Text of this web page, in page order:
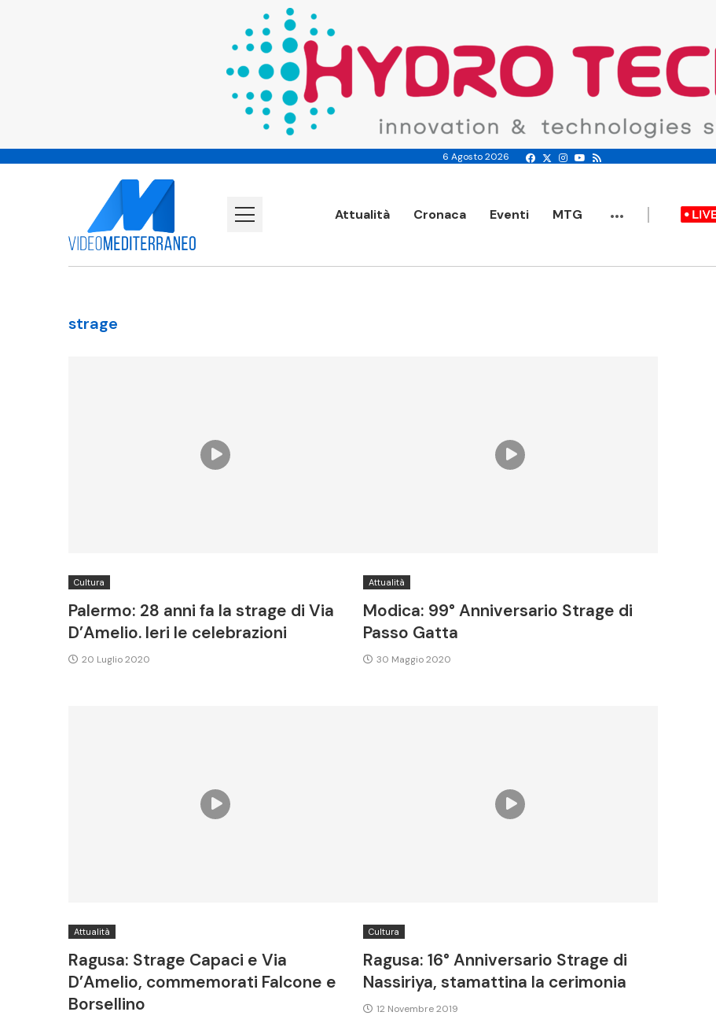
6 Agosto 2026
Attualità Cronaca Eventi MTG ...
strage
Cultura
Palermo: 28 anni fa la strage di Via
D’Amelio. Ieri le celebrazioni
20 Luglio 2020
Attualità
Modica: 99° Anniversario Strage di
Passo Gatta
30 Maggio 2020
Attualità
Ragusa: Strage Capaci e Via
D’Amelio, commemorati Falcone e
Borsellino
Cultura
Ragusa: 16° Anniversario Strage di
Nassiriya, stamattina la cerimonia
12 Novembre 2019